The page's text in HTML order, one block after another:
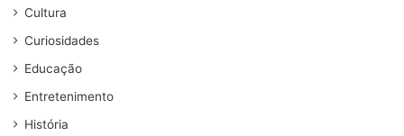
Cultura
Curiosidades
Educação
Entretenimento
História